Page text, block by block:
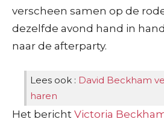
verscheen samen op de
dezelfde avond hand in
naar de afterparty.
Lees ook : David Beckham
haren
Het bericht Victoria